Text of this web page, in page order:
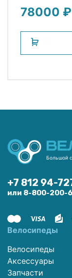
78000 ₽
Большой
+7 812 94-
или 8-800-200-
Велосипеды
Велосипеды
Аксессуары
Запчасти